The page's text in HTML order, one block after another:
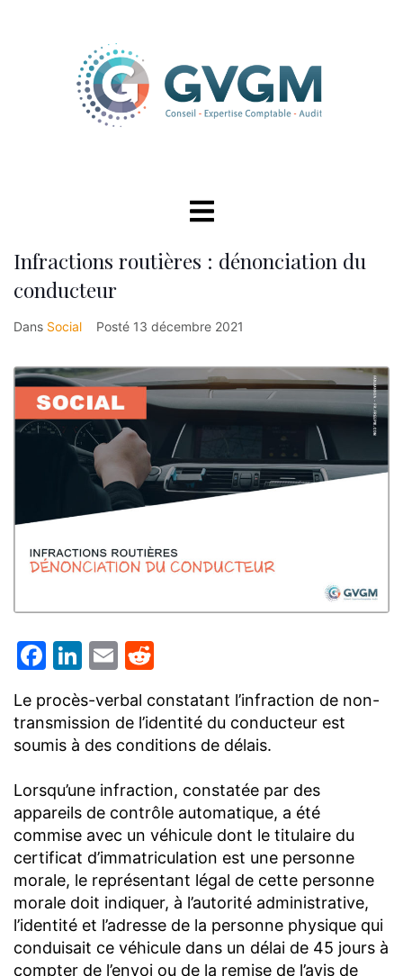
Infractions routières : dénonciation du
conducteur
Dans Social Posté 13 décembre 2021
Facebook
LinkedIn
Email
Le procès-verbal constatant l’infraction de non-
transmission de l’identité du conducteur est
soumis à des conditions de délais.
Lorsqu’une infraction, constatée par des
appareils de contrôle automatique, a été
commise avec un véhicule dont le titulaire du
certificat d’immatriculation est une personne
morale, le représentant légal de cette personne
morale doit indiquer, à l’autorité administrative,
l’identité et l’adresse de la personne physique qui
conduisait ce véhicule dans un délai de 45 jours à
compter de l’envoi ou de la remise de l’avis de